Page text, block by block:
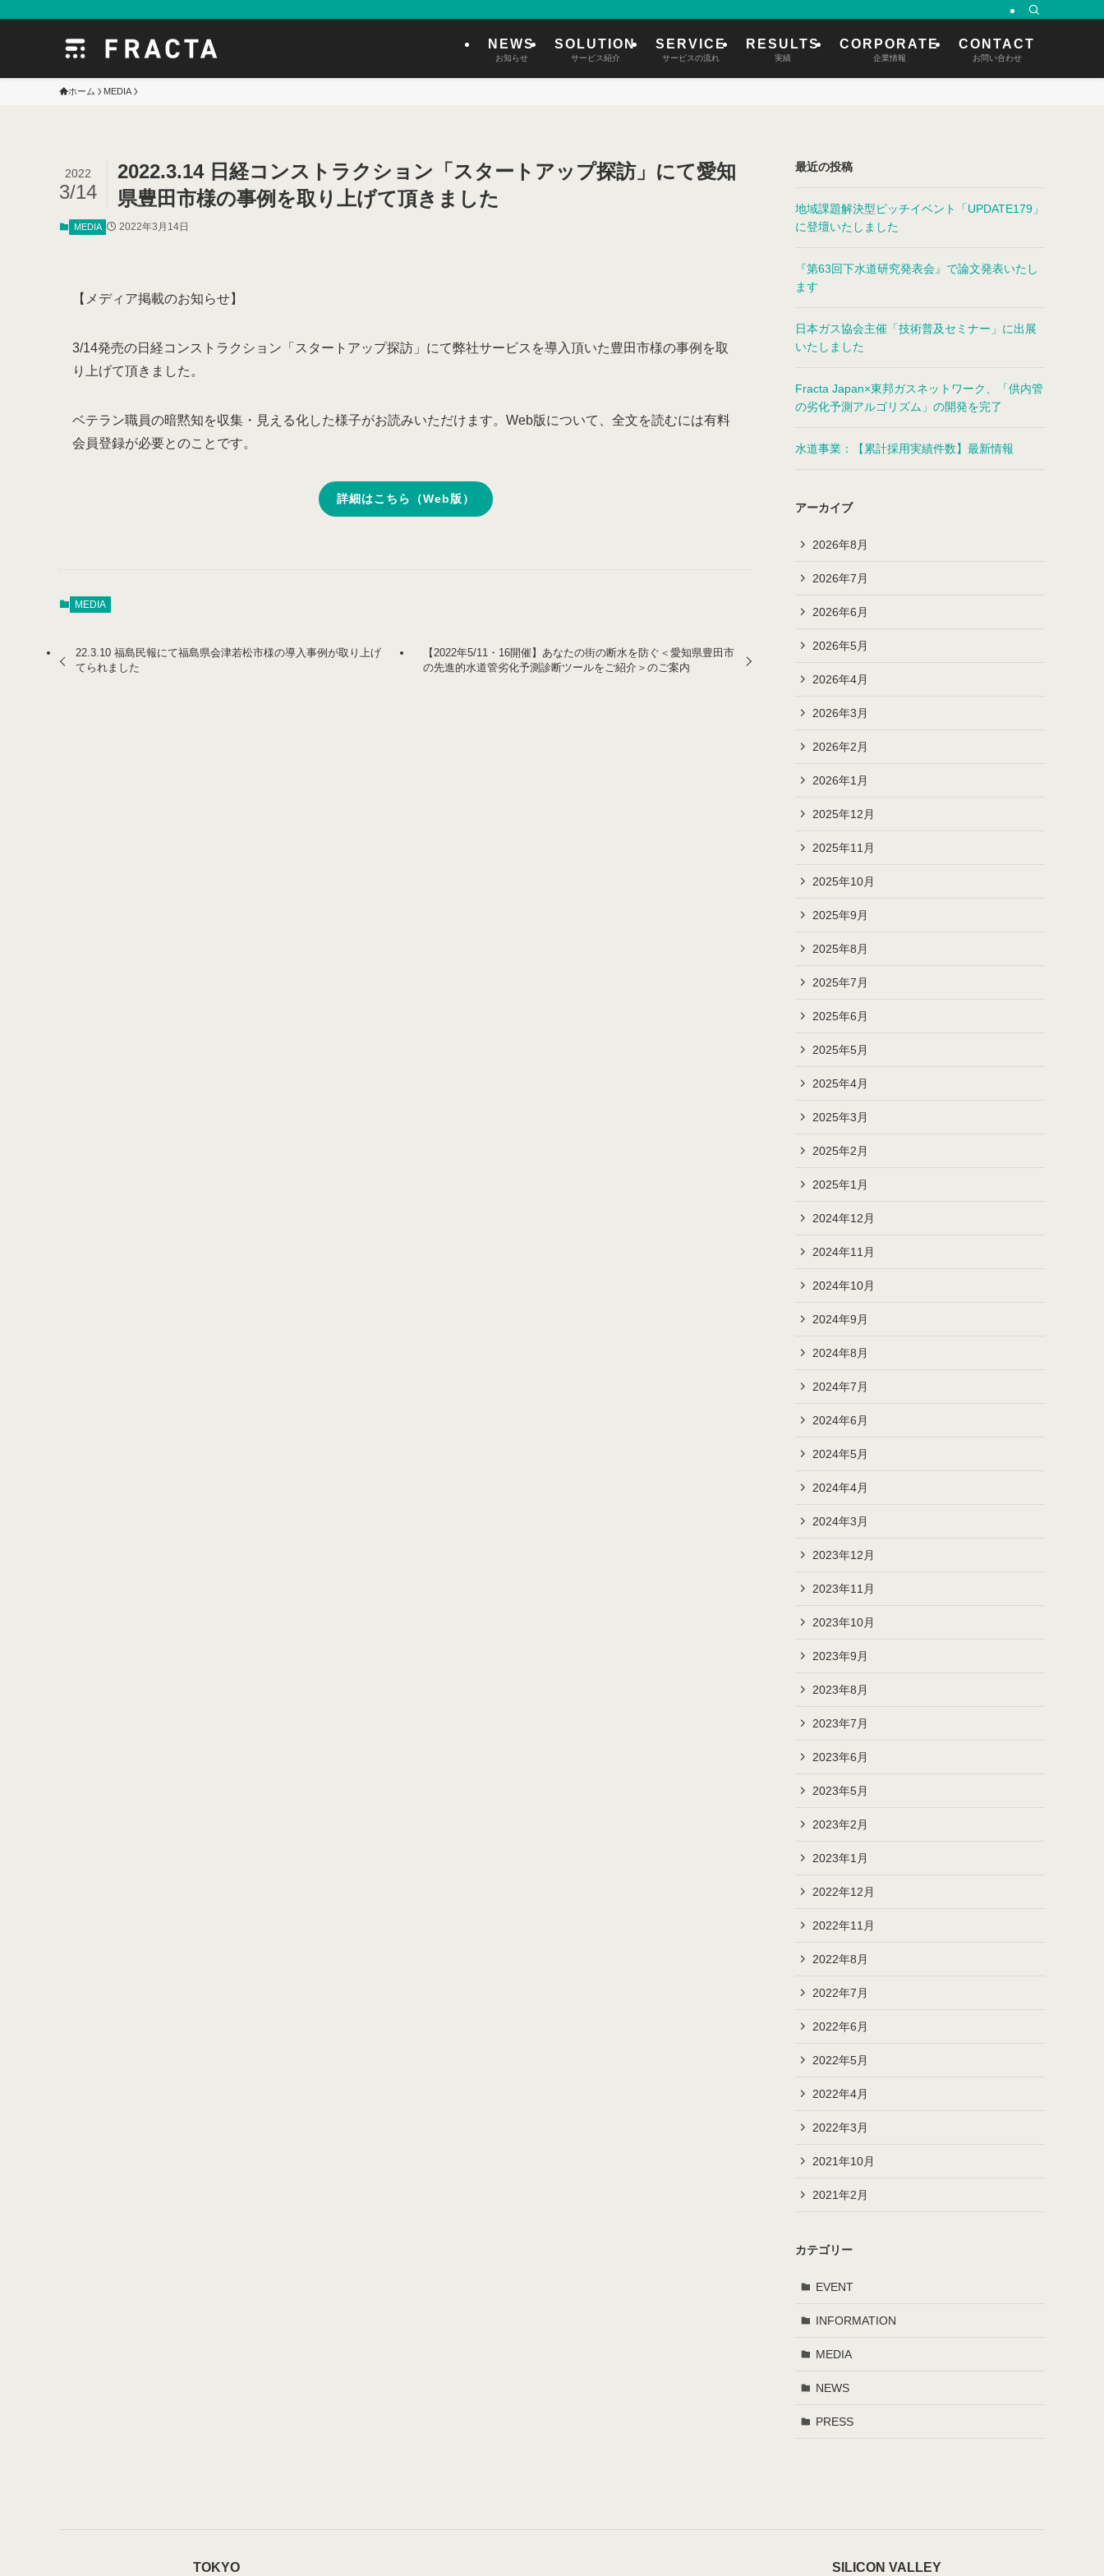
NEWS
お知らせ
SOLUTION
サービス紹介
SERVICE
サービスの流れ
RESULTS
実績
CORPORATE
企業情報
CONTACT
お問い合わせ
ホーム MEDIA
2022.3.14 日経コンストラクション「スタートアップ探訪」にて愛知
県豊田市様の事例を取り上げて頂きました
2022
3/14
MEDIA 2022年3月14日
【メディア掲載のお知らせ】
3/14発売の日経コンストラクション「スタートアップ探訪」にて弊社サービスを導入頂いた豊田市様の事例を取
り上げて頂きました。
ベテラン職員の暗黙知を収集・見える化した様子がお読みいただけます。Web版について、全文を読むには有料
会員登録が必要とのことです。
詳細はこちら（Web版）
MEDIA
22.3.10 福島民報にて福島県会津若松市様の導入事例が取り上げ
てられました
【2022年5/11・16開催】あなたの街の断水を防ぐ＜愛知県豊田市
の先進的水道管劣化予測診断ツールをご紹介＞のご案内
最近の投稿
地域課題解決型ピッチイベント「UPDATE179」
に登壇いたしました
『第63回下水道研究発表会』で論文発表いたし
ます
日本ガス協会主催「技術普及セミナー」に出展
いたしました
Fracta Japan×東邦ガスネットワーク、「供内管
の劣化予測アルゴリズム」の開発を完了
水道事業：【累計採用実績件数】最新情報
アーカイブ
2026年8月
2026年7月
2026年6月
2026年5月
2026年4月
2026年3月
2026年2月
2026年1月
2025年12月
2025年11月
2025年10月
2025年9月
2025年8月
2025年7月
2025年6月
2025年5月
2025年4月
2025年3月
2025年2月
2025年1月
2024年12月
2024年11月
2024年10月
2024年9月
2024年8月
2024年7月
2024年6月
2024年5月
2024年4月
2024年3月
2023年12月
2023年11月
2023年10月
2023年9月
2023年8月
2023年7月
2023年6月
2023年5月
2023年2月
2023年1月
2022年12月
2022年11月
2022年8月
2022年7月
2022年6月
2022年5月
2022年4月
2022年3月
2021年10月
2021年2月
カテゴリー
EVENT
INFORMATION
MEDIA
NEWS
PRESS
TOKYO SILICON VALLEY